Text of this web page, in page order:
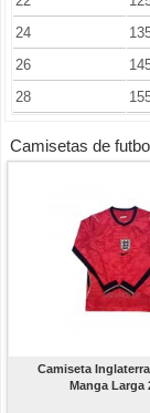
24
26
28
Camisetas de
Camiseta
Manga Larga